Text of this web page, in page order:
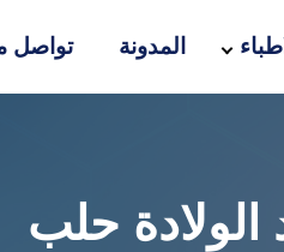
المدونة تواصل
الولادة حلب